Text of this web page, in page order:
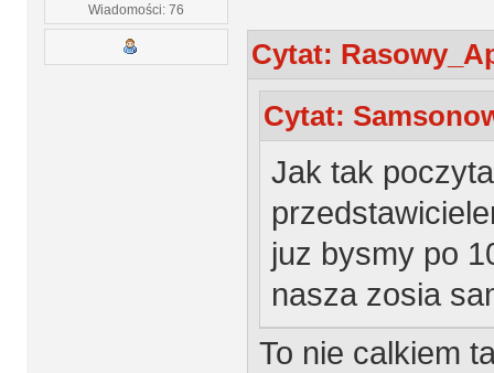
Wiadomości: 76
Cytat:
Cytat:
Jak tak
juz bysmy po
nasza zosia
To nie calkiem